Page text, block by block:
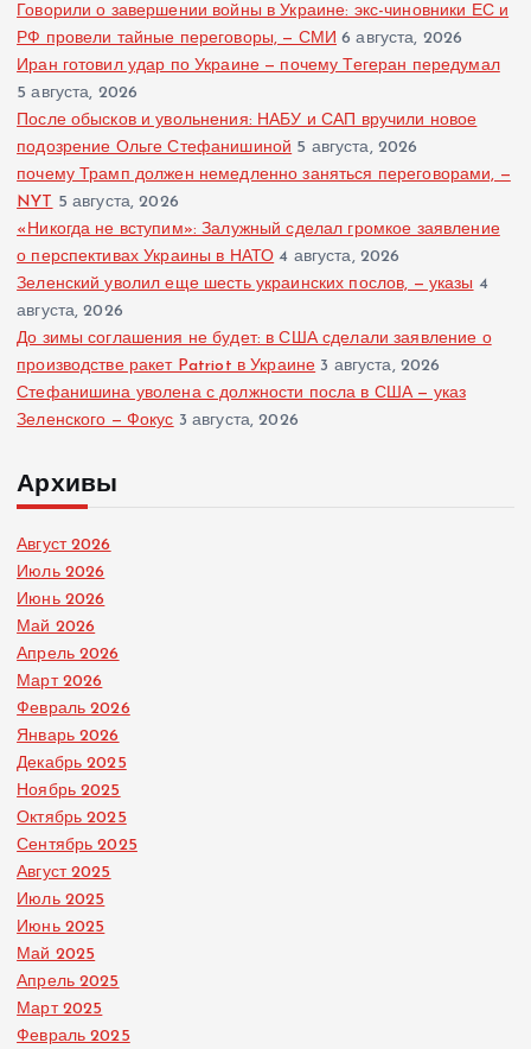
Говорили о завершении войны в Украине: экс-чиновники ЕС и
РФ провели тайные переговоры, — СМИ 6 августа, 2026
Иран готовил удар по Украине — почему Тегеран передумал
5 августа, 2026
После обысков и увольнения: НАБУ и САП вручили новое
подозрение Ольге Стефанишиной 5 августа, 2026
почему Трамп должен немедленно заняться переговорами, —
NYT 5 августа, 2026
«Никогда не вступим»: Залужный сделал громкое заявление
о перспективах Украины в НАТО 4 августа, 2026
Зеленский уволил еще шесть украинских послов, — указы 4
августа, 2026
До зимы соглашения не будет: в США сделали заявление о
производстве ракет Patriot в Украине 3 августа, 2026
Стефанишина уволена с должности посла в США — указ
Зеленского — Фокус 3 августа, 2026
Архивы
Август 2026
Июль 2026
Июнь 2026
Май 2026
Апрель 2026
Март 2026
Февраль 2026
Январь 2026
Декабрь 2025
Ноябрь 2025
Октябрь 2025
Сентябрь 2025
Август 2025
Июль 2025
Июнь 2025
Май 2025
Апрель 2025
Март 2025
Февраль 2025